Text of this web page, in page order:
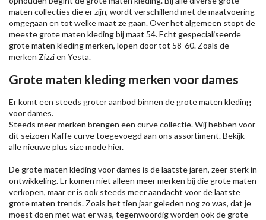
maten collecties die er zijn, wordt verschillend met de maatvoering
omgegaan en tot welke maat ze gaan. Over het algemeen stopt de
meeste grote maten kleding bij maat 54. Echt gespecialiseerde
grote maten kleding merken, lopen door tot 58-60. Zoals de
merken Zizzien Yesta.
Grote maten kleding merken voor dames
Er komt een steeds groter aanbod binnen de grote maten kleding
voor dames.
Steeds meer merken brengen een curve collectie. Wij hebben voor
dit seizoen Kaffecurve toegevoegd aan ons assortiment. Bekijk
alle nieuweplus size modehier.
De grote maten kleding voor dames is de laatste jaren, zeer sterk in
ontwikkeling. Er komen niet alleen meer merken bij die grote maten
verkopen, maar er is ook steeds meer aandacht voor de laatste
grote maten trends. Zoals het tien jaar geleden nog zo was, dat je
moest doen met wat er was, tegenwoordig worden ook de grote